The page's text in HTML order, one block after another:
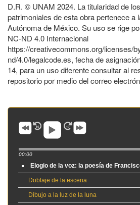
D.R. © UNAM 2024. La titularidad de
patrimoniales de esta obra pertenece a
Autónoma de México. Su uso se rige
NC-ND 4.0 Internacional
https://creativecommons.org/licenses/
nd/4.0/legalcode.es, fecha de
14, para un uso diferente consultar al
repositorio por medio del correo
00:00
Elogio de la voz: la poesía de
Doblaje de la escena
Dibujo a la luz de la luna